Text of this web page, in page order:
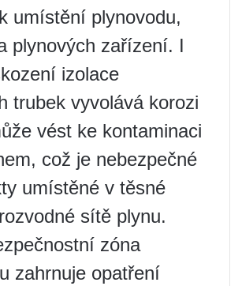
umístění plynovodu,
plynových zařízení. I
izolace
trubek vyvolává korozi
vést ke kontaminaci
což je nebezpečné
umístěné v těsné
sítě plynu.
zóna
zahrnuje opatření